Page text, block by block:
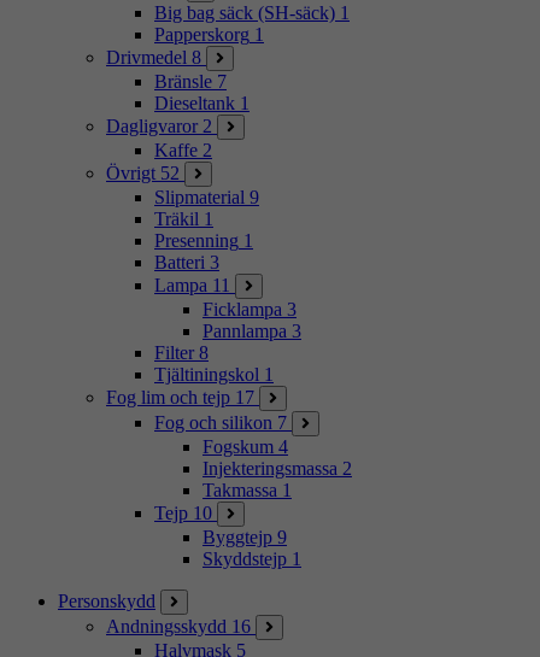
Big bag säck (SH-säck) 1
Papperskorg 1
Drivmedel 8
Bränsle 7
Dieseltank 1
Dagligvaror 2
Kaffe 2
Övrigt 52
Slipmaterial 9
Träkil 1
Presenning 1
Batteri 3
Lampa 11
Ficklampa 3
Pannlampa 3
Filter 8
Tjältiningskol 1
Fog lim och tejp 17
Fog och silikon 7
Fogskum 4
Injekteringsmassa 2
Takmassa 1
Tejp 10
Byggtejp 9
Skyddstejp 1
Personskydd
Andningsskydd 16
Halvmask 5